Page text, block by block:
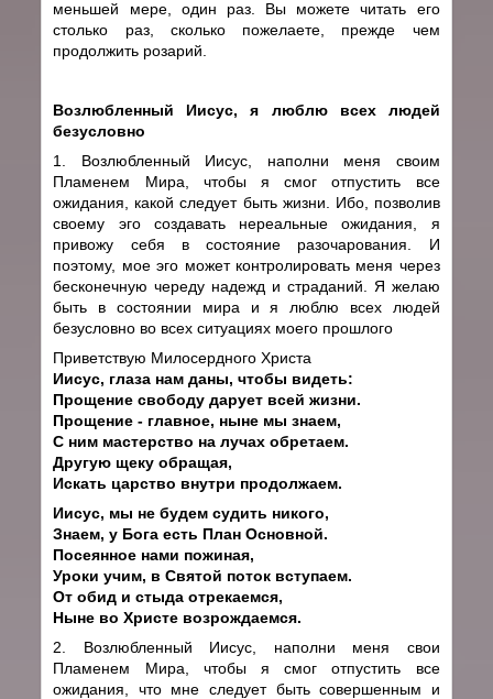
меньшей мере, один раз. Вы можете читать его
столько раз, сколько пожелаете, прежде чем
продолжить розарий.
Возлюбленный Иисус, я люблю всех людей
безусловно
1. Возлюбленный Иисус, наполни меня своим
Пламенем Мира, чтобы я смог отпустить все
ожидания, какой следует быть жизни. Ибо, позволив
своему эго создавать нереальные ожидания, я
привожу себя в состояние разочарования. И
поэтому, мое эго может контролировать меня через
бесконечную череду надежд и страданий. Я желаю
быть в состоянии мира и я люблю всех людей
безусловно во всех ситуациях моего прошлого
Приветствую Милосердного Христа
Иисус, глаза нам даны, чтобы видеть:
Прощение свободу дарует всей жизни.
Прощение - главное, ныне мы знаем,
С ним мастерство на лучах обретаем.
Другую щеку обращая,
Искать царство внутри продолжаем.
Иисус, мы не будем судить никого,
Знаем, у Бога есть План Основной.
Посеянное нами пожиная,
Уроки учим, в Святой поток вступаем.
От обид и стыда отрекаемся,
Ныне во Христе возрождаемся.
2. Возлюбленный Иисус, наполни меня свои
Пламенем Мира, чтобы я смог отпустить все
ожидания, что мне следует быть совершенным и